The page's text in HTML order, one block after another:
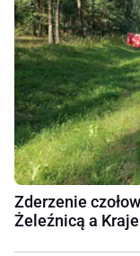
Zderzenie
Żeleźnicą a